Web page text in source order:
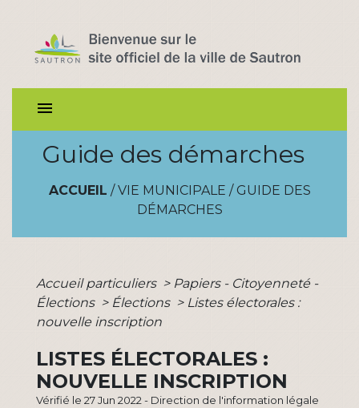
menu
Guide des démarches
ACCUEIL / VIE MUNICIPALE / GUIDE DES
DÉMARCHES
Accueil particuliers > Papiers - Citoyenneté -
Élections > Élections > Listes électorales :
nouvelle inscription
LISTES ÉLECTORALES :
NOUVELLE INSCRIPTION
Vérifié le 27 Jun 2022 - Direction de l'information légale